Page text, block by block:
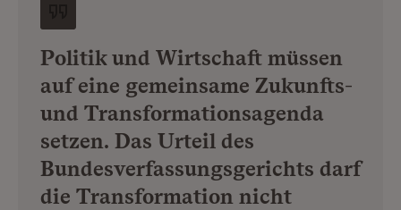
Politik und Wirtschaft müssen
auf eine gemeinsame Zukunfts-
und Transformationsagenda
setzen. Das Urteil des
Bundesverfassungsgerichts darf
die Transformation nicht